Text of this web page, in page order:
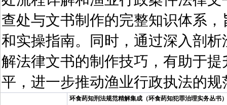
查处与文书制作的完整知识体系
和实操指南。同时，通过深入剖
解法律文书的制作技巧，有助于
平，进一步推动渔业行政执法的
环食药知刑法规范精解集成（环食药知犯罪治理实务丛书）